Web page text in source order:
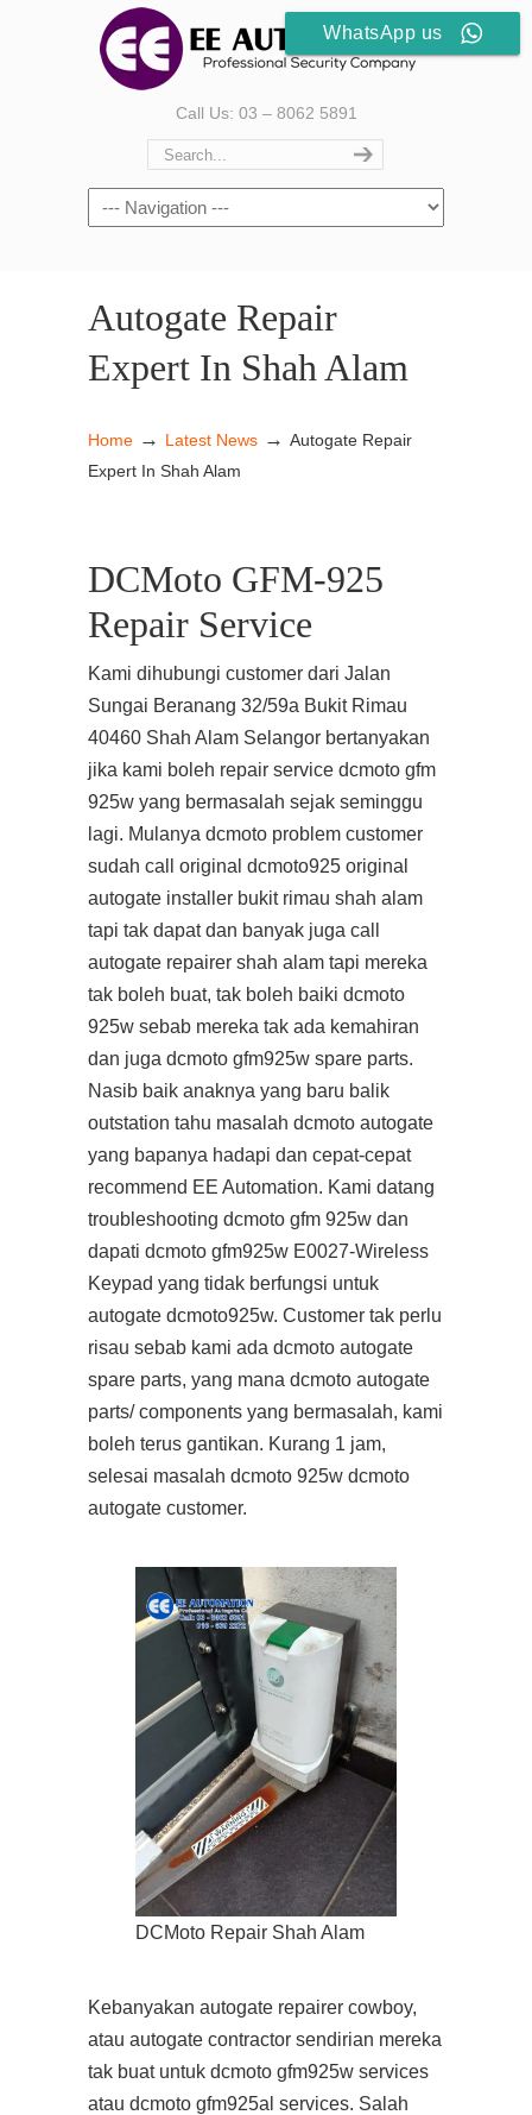
Call Us: 03 – 8062 5891
Autogate Repair
Expert In Shah Alam
Home → Latest News → Autogate Repair
Expert In Shah Alam
DCMoto GFM-925
Repair Service
Kami dihubungi customer dari Jalan
Sungai Beranang 32/59a Bukit Rimau
40460 Shah Alam Selangor bertanyakan
jika kami boleh repair service dcmoto gfm
925w yang bermasalah sejak seminggu
lagi. Mulanya dcmoto problem customer
sudah call original dcmoto925 original
autogate installer bukit rimau shah alam
tapi tak dapat dan banyak juga call
autogate repairer shah alam tapi mereka
tak boleh buat, tak boleh baiki dcmoto
925w sebab mereka tak ada kemahiran
dan juga dcmoto gfm925w spare parts.
Nasib baik anaknya yang baru balik
outstation tahu masalah dcmoto autogate
yang bapanya hadapi dan cepat-cepat
recommend EE Automation. Kami datang
troubleshooting dcmoto gfm 925w dan
dapati dcmoto gfm925w E0027-Wireless
Keypad yang tidak berfungsi untuk
autogate dcmoto925w. Customer tak perlu
risau sebab kami ada dcmoto autogate
spare parts, yang mana dcmoto autogate
parts/ components yang bermasalah, kami
boleh terus gantikan. Kurang 1 jam,
selesai masalah dcmoto 925w dcmoto
autogate customer.
DCMoto Repair Shah Alam
Kebanyakan autogate repairer cowboy,
atau autogate contractor sendirian mereka
tak buat untuk dcmoto gfm925w services
atau dcmoto gfm925al services. Salah
WhatsApp us